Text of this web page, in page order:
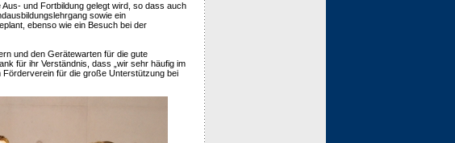
und Fortbildung gelegt wird, so dass auch
sowie ein
ebenso wie ein Besuch bei der
und den Gerätewarten für die gute
für ihr Verständnis, dass „wir sehr häufig im
für die große Unterstützung bei